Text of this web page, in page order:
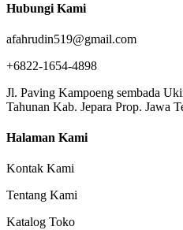
Hubungi Kami
afahrudin519@gmail.com
+6822-1654-4898
Jl. Paving Kampoeng sembada
Tahunan Kab. Jepara Prop. Jawa
Halaman Kami
Kontak Kami
Tentang Kami
Katalog Toko